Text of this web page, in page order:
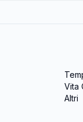
Vita
Altri